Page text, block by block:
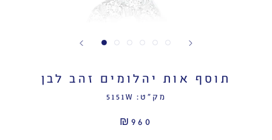
תוסף אות יהלומים זהב לבן
מק"ט: 5151W
₪960